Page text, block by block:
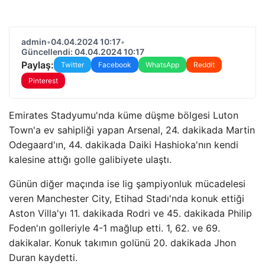
admin•04.04.2024 10:17•
Güncellendi: 04.04.2024 10:17
Paylaş: Twitter Facebook WhatsApp
Reddit
Pinterest
Emirates Stadyumu'nda küme düşme bölgesi Luton
Town'a ev sahipliği yapan Arsenal, 24. dakikada Martin
Odegaard'ın, 44. dakikada Daiki Hashioka'nın kendi
kalesine attığı golle galibiyete ulaştı.
Günün diğer maçında ise lig şampiyonluk mücadelesi
veren Manchester City, Etihad Stadı'nda konuk ettiği
Aston Villa'yı 11. dakikada Rodri ve 45. dakikada Philip
Foden'ın golleriyle 4-1 mağlup etti. 1, 62. ve 69.
dakikalar. Konuk takımın golünü 20. dakikada Jhon
Duran kaydetti.